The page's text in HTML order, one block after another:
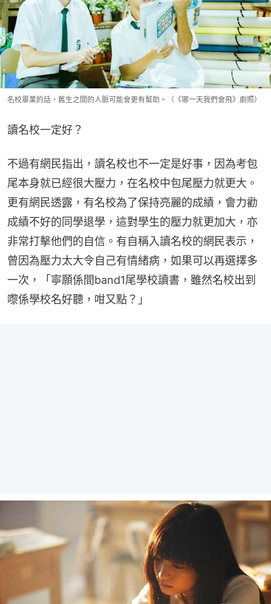
名校畢業的話，舊生之間的人脈可能會更有幫助。（《哪一天我們會飛》劇照）
讀名校一定好？
不過有網民指出，讀名校也不一定是好事，因為考包
尾本身就已經很大壓力，在名校中包尾壓力就更大。
更有網民透露，有名校為了保持亮麗的成績，會力勸
成績不好的同學退學，這對學生的壓力就更加大，亦
非常打擊他們的自信。有自稱入讀名校的網民表示，
曾因為壓力太大令自己有情緒病，如果可以再選擇多
一次，「寧願係間band1尾學校讀書，雖然名校出到
嚟係學校名好聽，咁又點？」